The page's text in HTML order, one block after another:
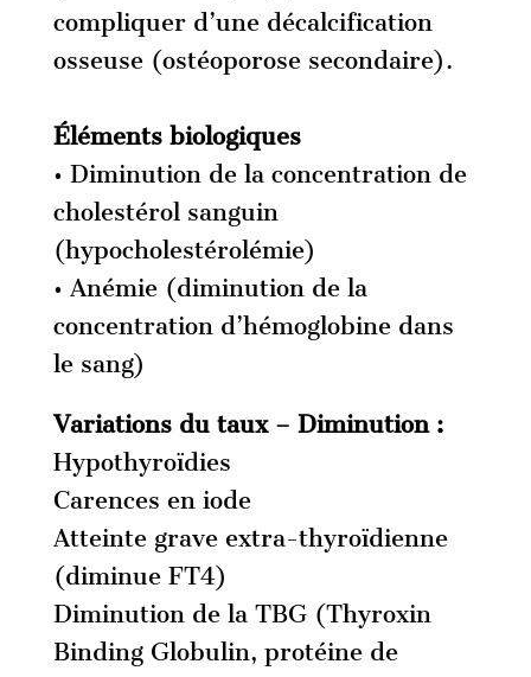
compliquer d’une décalcification
osseuse (ostéoporose secondaire).
Éléments biologiques
• Diminution de la concentration de
cholestérol sanguin
(hypocholestérolémie)
• Anémie (diminution de la
concentration d’hémoglobine dans
le sang)
Variations du taux– Diminution :
Hypothyroïdies
Carences en iode
Atteinte grave extra-thyroïdienne
(diminue FT4)
Diminution de la TBG (Thyroxin
Binding Globulin, protéine de